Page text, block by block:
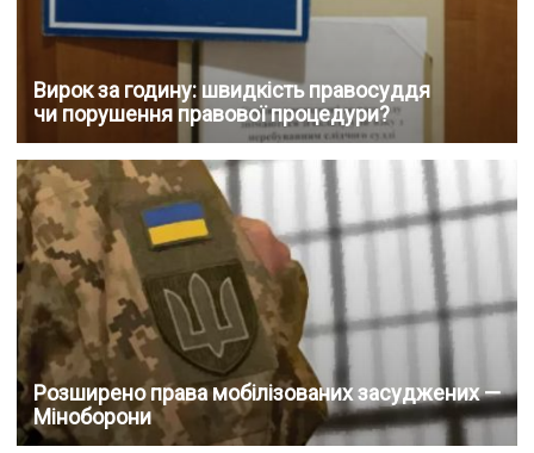
Вирок за годину: швидкість правосуддя
чи порушення правової процедури?
Розширено права мобілізованих засуджених —
Міноборони